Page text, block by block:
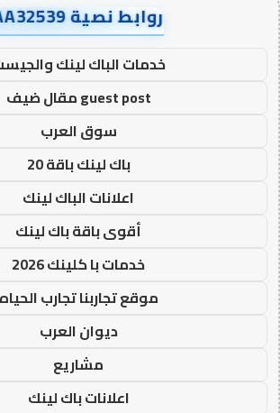
روابط نصية AA32539
خدمات الباك لينك
guest post مقال ضيف
سوق العرب
باك لينك باقة 20
اعلانات الباك لينك
أقوى باقة باك لينك
خدمات با كلينك 2026
موقع تجاربنا تجارب الحياه
ديوان العرب
مشاريع
اعلانات باك لينك